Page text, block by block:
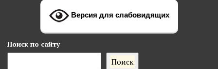
Версия для слабовидящих
Поиск по сайту
Поиск